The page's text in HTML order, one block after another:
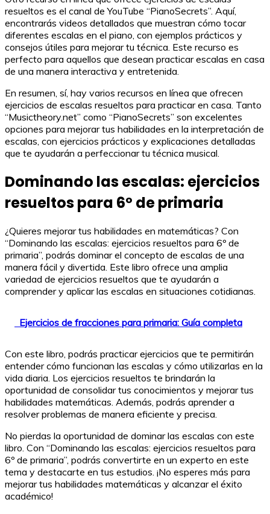
resueltos es el canal de YouTube “PianoSecrets”. Aquí,
encontrarás videos detallados que muestran cómo tocar
diferentes escalas en el piano, con ejemplos prácticos y
consejos útiles para mejorar tu técnica. Este recurso es
perfecto para aquellos que desean practicar escalas en casa
de una manera interactiva y entretenida.
En resumen, sí, hay varios recursos en línea que ofrecen
ejercicios de escalas resueltos para practicar en casa. Tanto
“Musictheory.net” como “PianoSecrets” son excelentes
opciones para mejorar tus habilidades en la interpretación de
escalas, con ejercicios prácticos y explicaciones detalladas
que te ayudarán a perfeccionar tu técnica musical.
Dominando las escalas: ejercicios
resueltos para 6º de primaria
¿Quieres mejorar tus habilidades en matemáticas? Con
“Dominando las escalas: ejercicios resueltos para 6º de
primaria”, podrás dominar el concepto de escalas de una
manera fácil y divertida. Este libro ofrece una amplia
variedad de ejercicios resueltos que te ayudarán a
comprender y aplicar las escalas en situaciones cotidianas.
Ejercicios de fracciones para primaria: Guía completa
Con este libro, podrás practicar ejercicios que te permitirán
entender cómo funcionan las escalas y cómo utilizarlas en la
vida diaria. Los ejercicios resueltos te brindarán la
oportunidad de consolidar tus conocimientos y mejorar tus
habilidades matemáticas. Además, podrás aprender a
resolver problemas de manera eficiente y precisa.
No pierdas la oportunidad de dominar las escalas con este
libro. Con “Dominando las escalas: ejercicios resueltos para
6º de primaria”, podrás convertirte en un experto en este
tema y destacarte en tus estudios. ¡No esperes más para
mejorar tus habilidades matemáticas y alcanzar el éxito
académico!